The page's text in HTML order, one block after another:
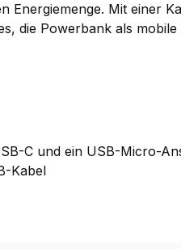
Mit einer
die Powerbank als
C und ein USB-Micro-
Kabel